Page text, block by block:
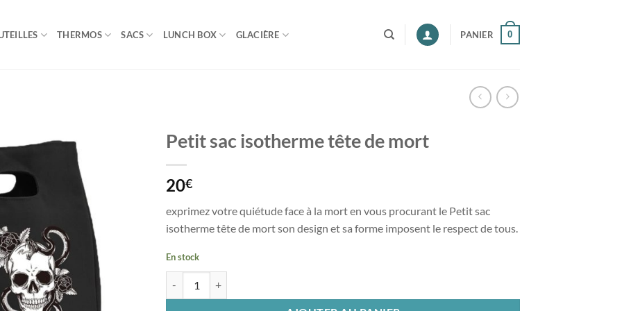
THERMOS SACS LUNCH BOX GLACIÈRE PANIER 0
Petit sac isotherme tête de mort
20€
exprimez votre quiétude face à la mort en vous procurant le Petit sac
isotherme tête de mort son design et sa forme imposent le respect de tous.
En stock